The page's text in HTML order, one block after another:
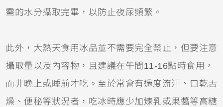
需的水分攝取完畢，以防止夜尿頻繁。
此外，大熱天食用冰品並不需要完全禁止，但要注意
攝取量以及內容物，且建議在午間11-16點時食用，
而非晚上或睡前才吃。至於常會有過度流汗、口乾舌
燥、便秘等狀況者，吃冰時應少加煉乳或果醬等高糖